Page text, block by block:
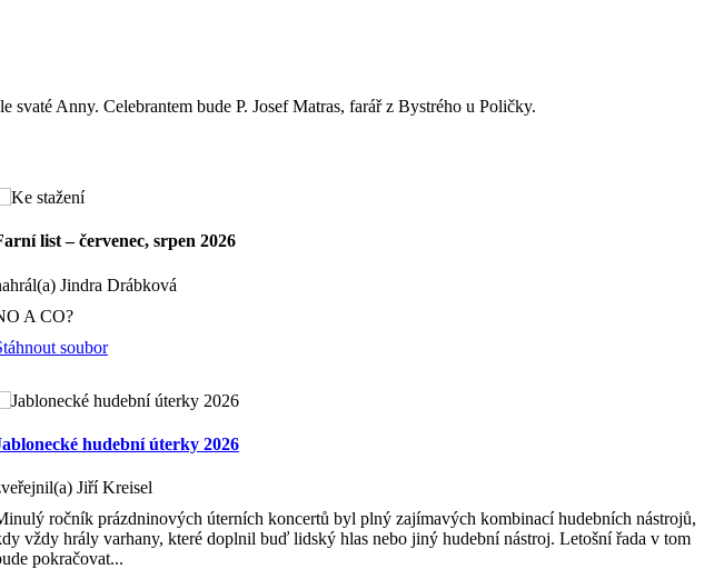
svaté Anny. Celebrantem bude P. Josef Matras, farář z Bystrého u Poličky.
list – červenec, srpen 2026
Jindra Drábková
A CO?
soubor
hudební úterky 2026
Jiří Kreisel
ročník prázdninových úterních koncertů byl plný zajímavých kombinací hudebních nástrojů,
vždy hrály varhany, které doplnil buď lidský hlas nebo jiný hudební nástroj. Letošní řada v tom
pokračovat...